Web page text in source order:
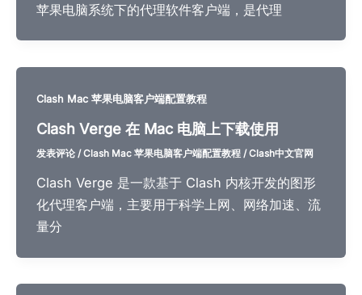
苹果电脑系统下的代理软件客户端，是代理
Clash Mac 苹果电脑客户端配置教程
Clash Verge 在 Mac 电脑上下载使用
发表评论 /Clash Mac 苹果电脑客户端配置教程/Clash中文官网
Clash Verge 是一款基于 Clash 内核开发的图形
化代理客户端，主要用于科学上网、网络加速、流
量分